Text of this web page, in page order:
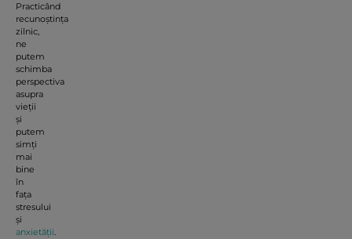
Practicând
recunoștința
zilnic,
ne
putem
schimba
perspectiva
asupra
vieții
și
putem
simți
mai
bine
în
fața
stresului
și
anxietății.